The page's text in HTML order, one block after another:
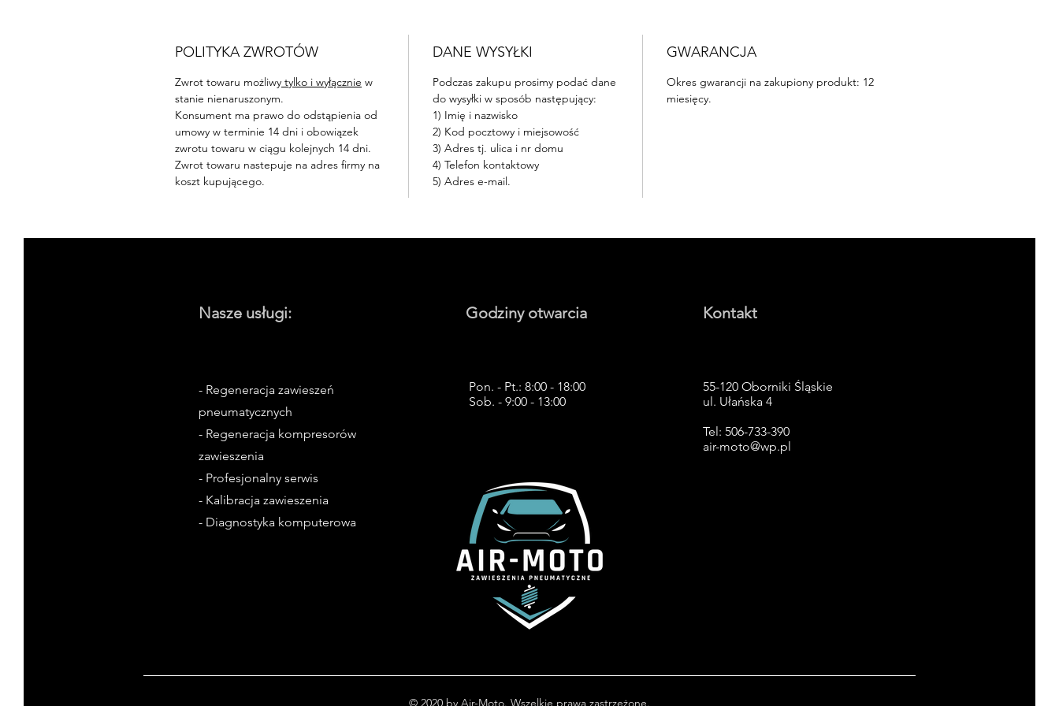
POLITYKA ZWROTÓW
Zwrot towaru możliwy tylko i wyłącznie w
stanie nienaruszonym.
Konsument ma prawo do odstąpienia od
umowy w terminie 14 dni i obowiązek
zwrotu towaru w ciągu kolejnych 14 dni.
Zwrot towaru nastepuje na adres firmy na
koszt kupującego.
DANE WYSYŁKI
Podczas zakupu prosimy podać dane
do wysyłki w sposób następujący:
1) Imię i nazwisko
2) Kod pocztowy i miejsowość
3) Adres tj. ulica i nr domu
4) Telefon kontaktowy
5) Adres e-mail.
GWARANCJA
Okres gwarancji na zakupiony produkt: 12
miesięcy.
Nasze usługi:
- Regeneracja zawieszeń
pneumatycznych
- Regeneracja kompresorów
zawieszenia
- Profesjonalny serwis
- Kalibracja zawieszenia
- Diagnostyka komputerowa
Godziny otwarcia
Pon. - Pt.: 8:00 - 18:00
Sob. - 9:00 - 13:00
Kontakt
55-120 Oborniki Śląskie
ul. Ułańska 4
Tel: 506-733-390
air-moto@wp.pl
© 2020 by Air-Moto. Wszelkie prawa zastrzeżone.